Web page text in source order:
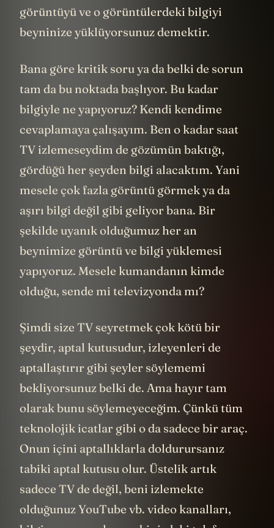
görüntüyü ve o görüntülerdeki bilgiyi
beyninize yüklüyorsunuz demektir.
Bana göre kritik soru ya da belki de sorun
tam da bu noktada başlıyor. Bu kadar
bilgiyle ne yapıyoruz? Kendi kendime
cevaplamaya çalışayım. Ben o kadar saat
TV izlemeseydim de gözümün baktığı,
gördüğü her şeyden bilgi alacaktım. Yani
mesele çok fazla görüntü görmek ya da
aşırı bilgi değil gibi geliyor bana. Bir
şekilde uyanık olduğumuz her an
beynimize görüntü ve bilgi yüklemesi
yapıyoruz. Mesele kumandanın kimde
olduğu, sende mi televizyonda mı?
Şimdi size TV seyretmek çok kötü bir
şeydir, aptal kutusudur, izleyenleri de
aptallaştırır gibi şeyler söylememi
bekliyorsunuz belki de. Ama hayır tam
olarak bunu söylemeyeceğim. Çünkü tüm
teknolojik icatlar gibi o da sadece bir araç.
Onun içini aptallıklarla doldurursanız
tabiki aptal kutusu olur. Üstelik artık
sadece TV de değil, beni izlemekte
olduğunuz YouTube vb. video kanalları,